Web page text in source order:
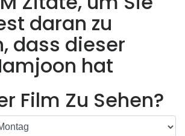
daran zu
dass dieser
hat
Film Zu Sehen?